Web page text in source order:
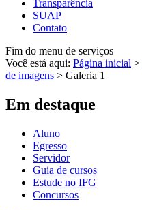
Transparência
SUAP
Contato
Fim do menu de serviços
Você está aqui: Página inicial >
de imagens > Galeria 1
Em destaque
Aluno
Egresso
Servidor
Guia de cursos
Estude no IFG
Concursos